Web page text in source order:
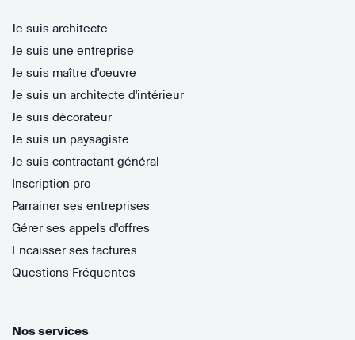
Je suis architecte
Je suis une entreprise
Je suis maître d'oeuvre
Je suis un architecte d'intérieur
Je suis décorateur
Je suis un paysagiste
Je suis contractant général
Inscription pro
Parrainer ses entreprises
Gérer ses appels d'offres
Encaisser ses factures
Questions Fréquentes
Nos services